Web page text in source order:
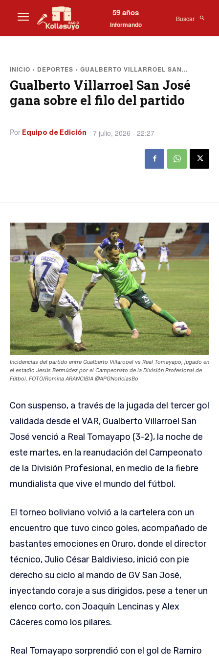
59 años
Informando
Buscar
INICIO DEPORTES GUALBERTO VILLARROEL SAN...
Gualberto Villarroel San José
gana sobre el filo del partido
Por Equipo de Edición 7 julio, 2026 - 22:27
Incidencias del partido entre Gualberto Villarooel vs Real Tomayapo, jugado en
el estadio Jesús Bermúdez por el Campeonato de la División Profesional de
Fútbol. FOTO/Romina ARANCIBIA @APGNoticiasBo
Con suspenso, a través de la jugada del tercer gol
validada desde el VAR, Gualberto Villarroel San
José venció a Real Tomayapo (3-2), la noche de
este martes, en la reanudación del Campeonato
de la División Profesional, en medio de la fiebre
mundialista que vive el mundo del fútbol.
El torneo boliviano volvió a la cartelera con un
encuentro que tuvo cinco goles, acompañado de
bastantes emociones en Oruro, donde el director
técnico, Julio César Baldivieso, inició con pie
derecho su ciclo al mando de GV San José,
inyectando coraje a sus dirigidos, pese a tener un
elenco corto, con Joaquín Lencinas y Alex
Cáceres como los pilares.
Real Tomayapo sorprendió con el gol de Ramiro